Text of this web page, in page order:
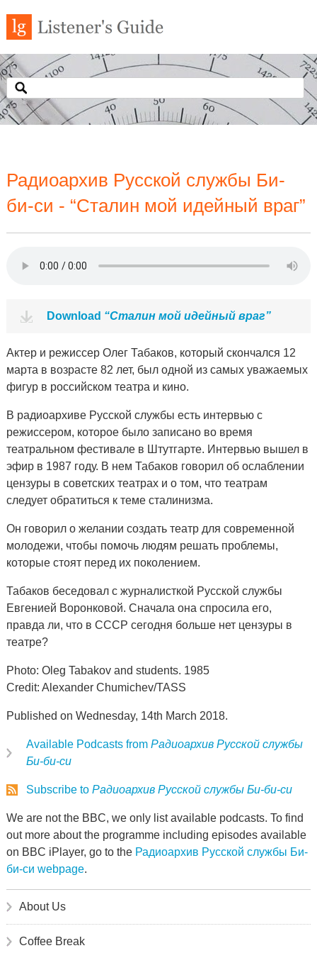
Радиоархив Русской службы Би-
би-си - “Сталин мой идейный враг”
Download “Сталин мой идейный враг”
Актер и режиссер Олег Табаков, который скончался 12
марта в возрасте 82 лет, был одной из самых уважаемых
фигур в российском театра и кино.
В радиоархиве Русской службы есть интервью с
режиссером, которое было записано во время
театральном фестивале в Штутгарте. Интервью вышел в
эфир в 1987 году. В нем Табаков говорил об ослаблении
цензуры в советских театрах и о том, что театрам
следует обратиться к теме сталинизма.
Он говорил о желании создать театр для современной
молодежи, чтобы помочь людям решать проблемы,
которые стоят перед их поколением.
Табаков беседовал с журналисткой Русской службы
Евгенией Воронковой. Сначала она спросила его,
правда ли, что в СССР сегодня больше нет цензуры в
театре?
Photo: Oleg Tabakov and students. 1985
Credit: Alexander Chumichev/TASS
Published on Wednesday, 14th March 2018.
Available Podcasts from Радиоархив Русской службы
Би-би-си
Subscribe to Радиоархив Русской службы Би-би-си
We are not the BBC, we only list available podcasts. To find
out more about the programme including episodes available
on BBC iPlayer, go to the Радиоархив Русской службы Би-
би-си webpage.
About Us
Coffee Break